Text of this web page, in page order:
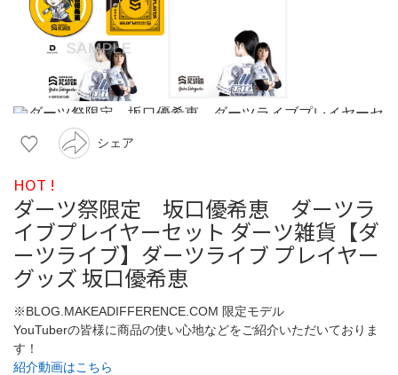
シェア
HOT !
ダーツ祭限定 坂口優希恵 ダーツラ
イブプレイヤーセット ダーツ雑貨【ダ
ーツライブ】ダーツライブ プレイヤー
グッズ 坂口優希恵
※BLOG.MAKEADIFFERENCE.COM 限定モデル
YouTuberの皆様に商品の使い心地などをご紹介いただいておりま
す！
紹介動画はこちら